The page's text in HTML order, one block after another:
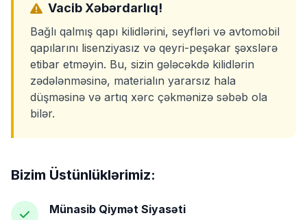
Vacib Xəbərdarlıq!
Bağlı qalmış qapı kilidlərini, seyfləri və avtomobil
qapılarını lisenziyasız və qeyri-peşəkar şəxslərə
etibar etməyin. Bu, sizin gələcəkdə kilidlərin
zədələnməsinə, materialın yararsız hala
düşməsinə və artıq xərc çəkmənizə səbəb ola
bilər.
Bizim Üstünlüklərimiz:
Münasib Qiymət Siyasəti